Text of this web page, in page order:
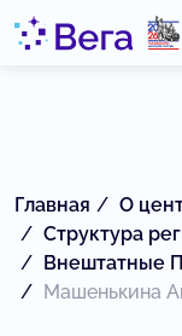
Главная
О
Структура
Внештатные
Машенькина